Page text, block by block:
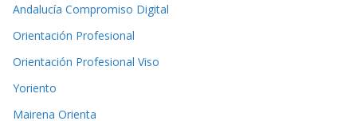
Andalucía Compromiso Digital
Orientación Profesional
Orientación Profesional Viso
Yoriento
Mairena Orienta